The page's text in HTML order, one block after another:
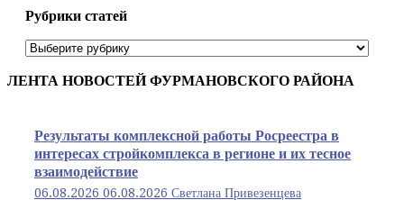
Рубрики статей
Рубрики
статей
ЛЕНТА НОВОСТЕЙ ФУРМАНОВСКОГО РАЙОНА
Результаты комплексной работы Росреестра в
интересах стройкомплекса в регионе и их тесное
взаимодействие
06.08.2026 06.08.2026 Светлана Привезенцева